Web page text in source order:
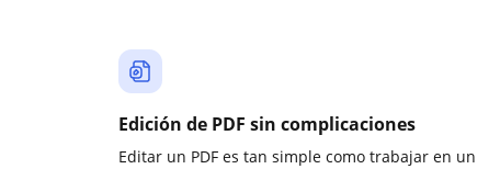
Edición de PDF sin complicaciones
Editar un PDF es tan simple como trabajar en un